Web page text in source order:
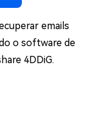
emails
o software de
4DDiG.